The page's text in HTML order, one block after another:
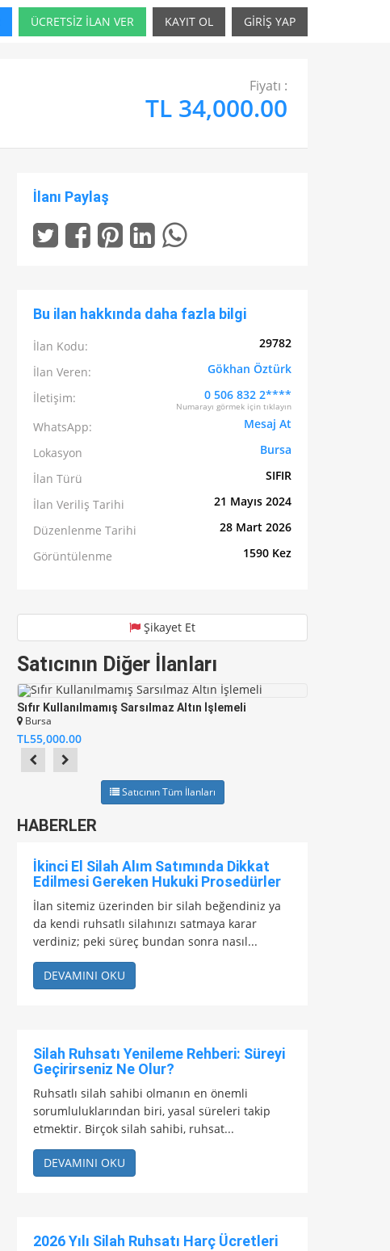
ÜCRETSİZ İLAN VER KAYIT OL GİRİŞ YAP
Fiyatı :
TL 34,000.00
İlanı Paylaş
Bu ilan hakkında daha fazla bilgi
İlan Kodu:
29782
İlan Veren:
Gökhan Öztürk
İletişim:
0 506 832 2****
Numarayı görmek için tıklayın
WhatsApp:
Mesaj At
Lokasyon
Bursa
İlan Türü
SIFIR
İlan Veriliş Tarihi
21 Mayıs 2024
Düzenlenme Tarihi
28 Mart 2026
Görüntülenme
1590 Kez
Şikayet Et
Satıcının Diğer İlanları
Sıfır Kullanılmamış Sarsılmaz Altın İşlemeli
Bursa
TL55,000.00
Satıcının Tüm İlanları
HABERLER
İkinci El Silah Alım Satımında Dikkat
Edilmesi Gereken Hukuki Prosedürler
İlan sitemiz üzerinden bir silah beğendiniz ya
da kendi ruhsatlı silahınızı satmaya karar
verdiniz; peki süreç bundan sonra nasıl...
DEVAMINI OKU
Silah Ruhsatı Yenileme Rehberi: Süreyi
Geçirirseniz Ne Olur?
Ruhsatlı silah sahibi olmanın en önemli
sorumluluklarından biri, yasal süreleri takip
etmektir. Birçok silah sahibi, ruhsat...
DEVAMINI OKU
2026 Yılı Silah Ruhsatı Harç Ücretleri